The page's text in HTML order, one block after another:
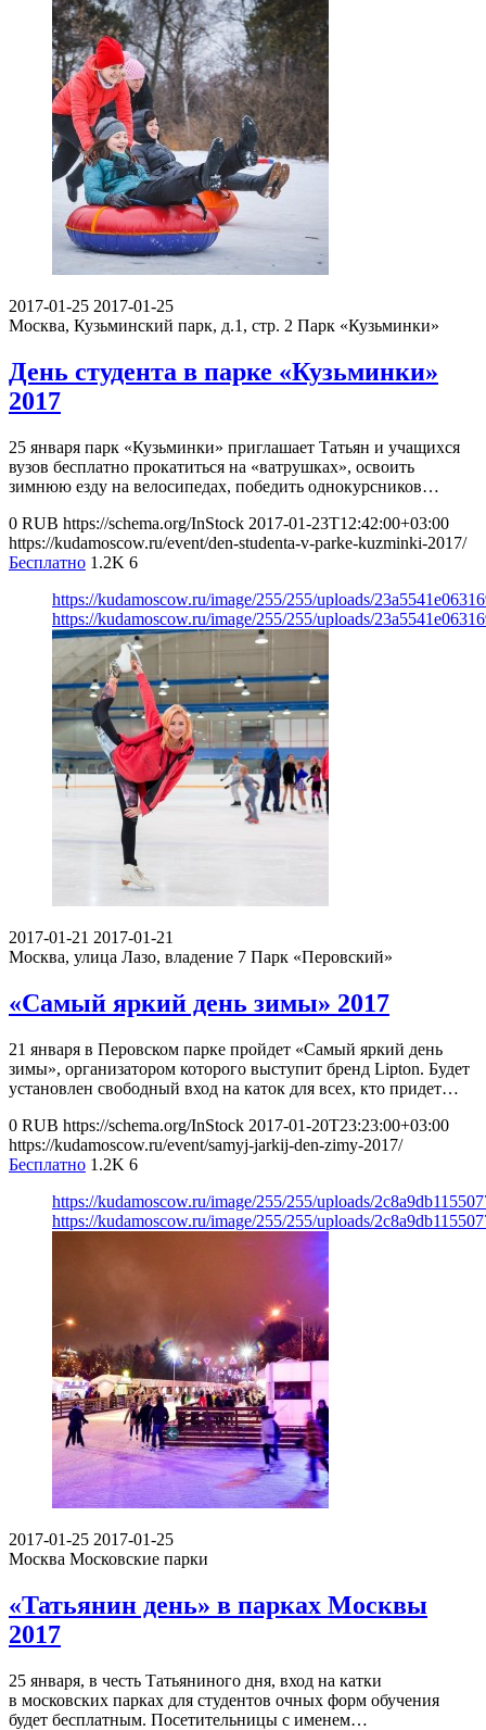
2017-01-25 2017-01-25
Москва, Кузьминский парк, д.1, стр. 2 Парк «Кузьминки»
День студента в парке «Кузьминки»
2017
25 января парк «Кузьминки» приглашает Татьян и учащихся
вузов бесплатно прокатиться на «ватрушках», освоить
зимнюю езду на велосипедах, победить однокурсников…
0 RUB https://schema.org/InStock 2017-01-23T12:42:00+03:00
https://kudamoscow.ru/event/den-studenta-v-parke-kuzminki-2017/
Бесплатно 1.2K 6
https://kudamoscow.ru/image/255/255/uploads/
https://kudamoscow.ru/image/255/255/uploads/
2017-01-21 2017-01-21
Москва, улица Лазо, владение 7 Парк «Перовский»
«Самый яркий день зимы» 2017
21 января в Перовском парке пройдет «Самый яркий день
зимы», организатором которого выступит бренд Lipton. Будет
установлен свободный вход на каток для всех, кто придет…
0 RUB https://schema.org/InStock 2017-01-20T23:23:00+03:00
https://kudamoscow.ru/event/samyj-jarkij-den-zimy-2017/
Бесплатно 1.2K 6
https://kudamoscow.ru/image/255/255/uploads/
https://kudamoscow.ru/image/255/255/uploads/
2017-01-25 2017-01-25
Москва Московские парки
«Татьянин день» в парках Москвы
2017
25 января, в честь Татьяниного дня, вход на катки
в московских парках для студентов очных форм обучения
будет бесплатным. Посетительницы с именем…